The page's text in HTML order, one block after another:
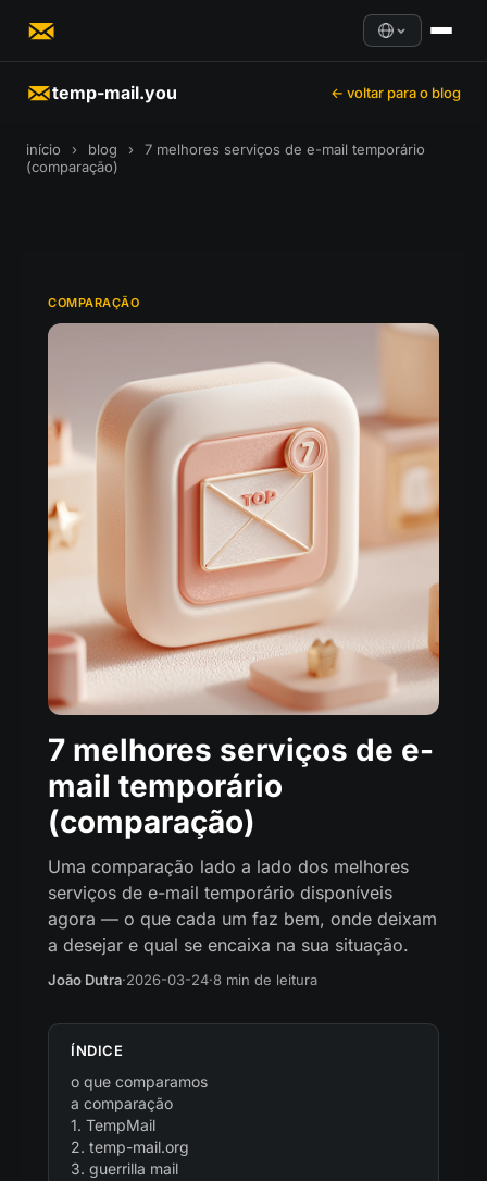
temp-mail.you ← voltar para o blog
início › blog ›
7 melhores serviços de e-mail temporário
(comparação)
COMPARAÇÃO
7 melhores serviços de e-
mail temporário
(comparação)
Uma comparação lado a lado dos melhores
serviços de e-mail temporário disponíveis
agora — o que cada um faz bem, onde deixam
a desejar e qual se encaixa na sua situação.
João Dutra·2026-03-24·8 min de leitura
ÍNDICE
o que comparamos
a comparação
1. TempMail
2. temp-mail.org
3. guerrilla mail